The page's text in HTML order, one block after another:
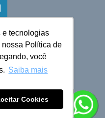
e tecnologias
Política de
você
Saiba mais
Cookies
© 2025 Cruzeiro do Sul